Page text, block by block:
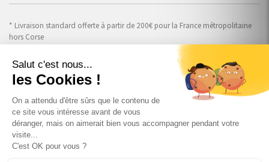
* Livraison standard offerte à partir de 200€ pour la France métropolitaine
hors Corse
RADIATEUR ELECTRIQUE
SECHE SERVIETTE
SANITAIRE & ROBINETTERIE
CHAUFFAGE CENTRAL